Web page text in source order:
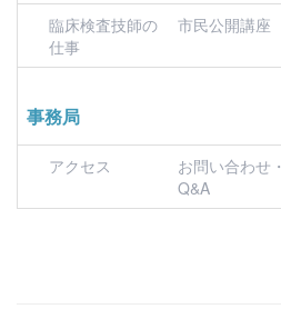
臨床検査技師の
仕事
市民公開講座
事務局
アクセス
お問い合わせ・
Q&A